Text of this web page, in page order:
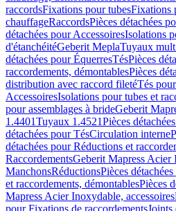
raccordsFixations pour tubesFixations
chauffageRaccordsPièces détachées
détachées pour AccessoiresIsolations
d'étanchéitéGeberit MeplaTuyaux
détachées pour ÉquerresTésPièces
raccordements, démontablesPièces
distribution avec raccord filetéTés
AccessoiresIsolations pour tubes et
pour assemblages à brideGeberit
1.4401Tuyaux 1.4521Pièces
détachées pour TésCirculation interne
détachées pour Réductions et
RaccordementsGeberit Mapress Acier
ManchonsRéductionsPièces
et raccordements, démontablesPièces
Mapress Acier Inoxydable, accessoires
pour Fixations de raccordementsJoints